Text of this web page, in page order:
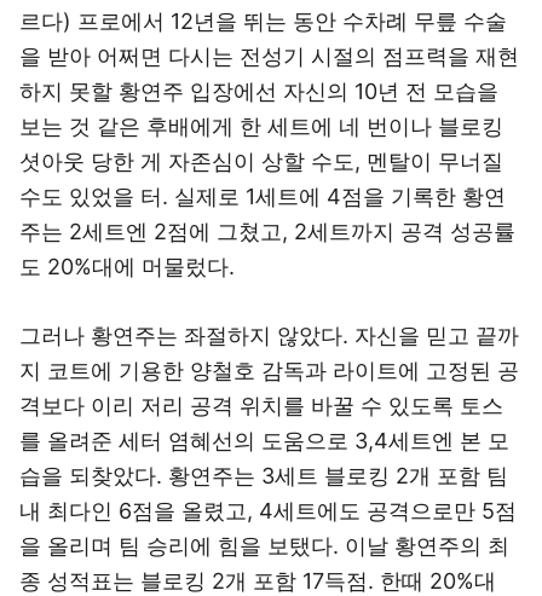
르다) 프로에서 12년을 뛰는 동안 수차례 무릎 수술
을 받아 어쩌면 다시는 전성기 시절의 점프력을 재현
하지 못할 황연주 입장에선 자신의 10년 전 모습을
보는 것 같은 후배에게 한 세트에 네 번이나 블로킹
셧아웃 당한 게 자존심이 상할 수도, 멘탈이 무너질
수도 있었을 터. 실제로 1세트에 4점을 기록한 황연
주는 2세트엔 2점에 그쳤고, 2세트까지 공격 성공률
도 20%대에 머물렀다.
그러나 황연주는 좌절하지 않았다. 자신을 믿고 끝까
지 코트에 기용한 양철호 감독과 라이트에 고정된 공
격보다 이리 저리 공격 위치를 바꿀 수 있도록 토스
를 올려준 세터 염혜선의 도움으로 3,4세트엔 본 모
습을 되찾았다. 황연주는 3세트 블로킹 2개 포함 팀
내 최다인 6점을 올렸고, 4세트에도 공격으로만 5점
을 올리며 팀 승리에 힘을 보탰다. 이날 황연주의 최
종 성적표는 블로킹 2개 포함 17득점. 한때 20%대